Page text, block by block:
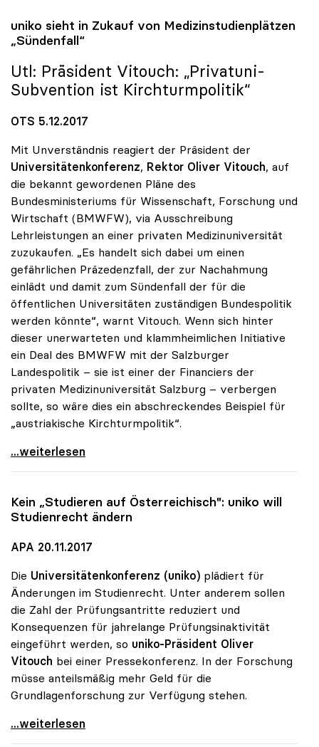
uniko sieht in Zukauf von Medizinstudienplätzen
„Sündenfall“
Utl: Präsident Vitouch: „Privatuni-
Subvention ist Kirchturmpolitik“
OTS 5.12.2017
Mit Unverständnis reagiert der Präsident der
Universitätenkonferenz, Rektor Oliver Vitouch, auf
die bekannt gewordenen Pläne des
Bundesministeriums für Wissenschaft, Forschung und
Wirtschaft (BMWFW), via Ausschreibung
Lehrleistungen an einer privaten Medizinuniversität
zuzukaufen. „Es handelt sich dabei um einen
gefährlichen Präzedenzfall, der zur Nachahmung
einlädt und damit zum Sündenfall der für die
öffentlichen Universitäten zuständigen Bundespolitik
werden könnte“, warnt Vitouch. Wenn sich hinter
dieser unerwarteten und klammheimlichen Initiative
ein Deal des BMWFW mit der Salzburger
Landespolitik – sie ist einer der Financiers der
privaten Medizinuniversität Salzburg – verbergen
sollte, so wäre dies ein abschreckendes Beispiel für
„austriakische Kirchturmpolitik“.
uniko sieht in Zukauf von Medizinstudienplätzen
...weiterlesen
Kein „Studieren auf Österreichisch": uniko will
Studienrecht ändern
APA 20.11.2017
Die Universitätenkonferenz (uniko) plädiert für
Änderungen im Studienrecht. Unter anderem sollen
die Zahl der Prüfungsantritte reduziert und
Konsequenzen für jahrelange Prüfungsinaktivität
eingeführt werden, so uniko-Präsident Oliver
Vitouch bei einer Pressekonferenz. In der Forschung
müsse anteilsmäßig mehr Geld für die
Grundlagenforschung zur Verfügung stehen.
Kein „Studieren auf Österreichisch\": uniko will
...weiterlesen